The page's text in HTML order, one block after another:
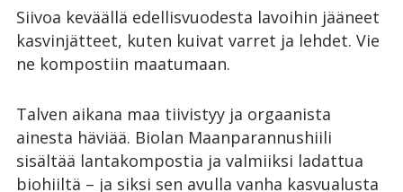
Siivoa keväällä edellisvuodesta lavoihin jääneet
kasvinjätteet, kuten kuivat varret ja lehdet. Vie
ne kompostiin maatumaan.
Talven aikana maa tiivistyy ja orgaanista
ainesta häviää. Biolan Maanparannushiili
sisältää lantakompostia ja valmiiksi ladattua
biohiiltä – ja siksi sen avulla vanha kasvualusta